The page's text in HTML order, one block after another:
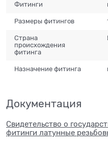
Фитинги
Размеры фитингов
Страна
происхождения
фитинга
Назначение фитинга
Документация
Свидетельство о
фитинги латунные